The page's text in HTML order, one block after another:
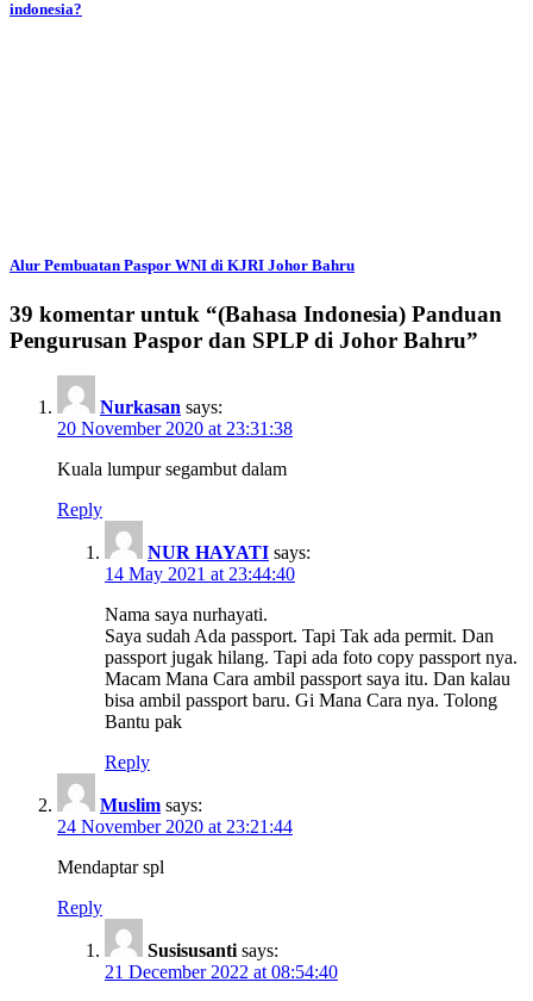
indonesia?
Alur Pembuatan Paspor WNI di KJRI Johor Bahru
39 komentar untuk “(Bahasa Indonesia) Panduan
Pengurusan Paspor dan SPLP di Johor Bahru”
Nurkasan says:
20 November 2020 at 23:31:38
Kuala lumpur segambut dalam
Reply
NUR HAYATI says:
14 May 2021 at 23:44:40
Nama saya nurhayati.
Saya sudah Ada passport. Tapi Tak ada permit. Dan
passport jugak hilang. Tapi ada foto copy passport nya.
Macam Mana Cara ambil passport saya itu. Dan kalau
bisa ambil passport baru. Gi Mana Cara nya. Tolong
Bantu pak
Reply
Muslim says:
24 November 2020 at 23:21:44
Mendaptar spl
Reply
Susisusanti says:
21 December 2022 at 08:54:40